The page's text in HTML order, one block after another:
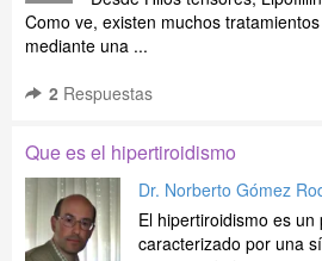
Como ve, existen muchos
mediante una ...
2 Respuestas
Que es el hipertiroidismo
Dr. Norberto Gómez
El hipertiroidismo es
caracterizado por una